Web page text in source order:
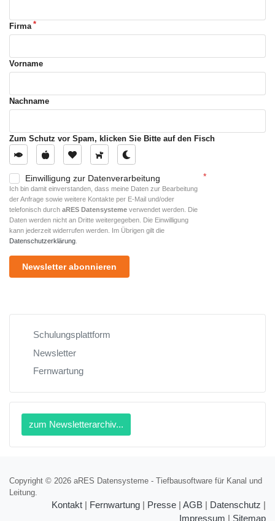
Firma
Vorname
Nachname
Zum Schutz vor Spam, klicken Sie Bitte auf den Fisch
Einwilligung zur Datenverarbeitung
Ich bin damit einverstanden, dass meine Daten zur Bearbeitung
der Anfrage sowie weitere Kontakte per E-Mail und/oder
telefonisch durch aRES Datensysteme verwendet werden. Die
Daten werden nicht an Dritte weitergegeben. Die Einwilligung
kann jederzeit widerrufen werden. Im Übrigen gilt die
Datenschutzerklärung
Newsletter abonnieren
Schulungsplattform
Newsletter
Fernwartung
zum Newsletterarchiv...
Copyright © 2026 aRES Datensysteme - Tiefbausoftware für Kanal und
Leitung.
Kontakt | Fernwartung | Presse | AGB | Datenschutz |
Impressum | Sitemap